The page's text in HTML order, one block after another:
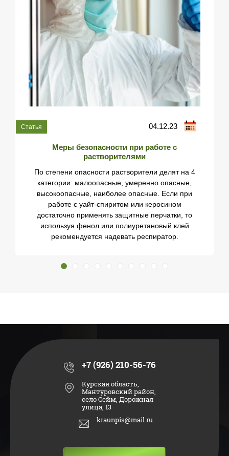
04.12.23
Меры безопасности при работе с
растворителями
По степени опасности растворители делят на 4
категории: малоопасные, умеренно опасные,
высокоопасные, наиболее опасные. Если при
работе с уайт-спиритом или керосином
достаточно применять защитные перчатки, то
используя фенол или полиуретановый клей
рекомендуется надевать респиратор.
+7 (926) 210-56-76
Курская область,
Мантуровский район,
село Сейм, Дорожная
улица, 13
kraunpis@mail.ru